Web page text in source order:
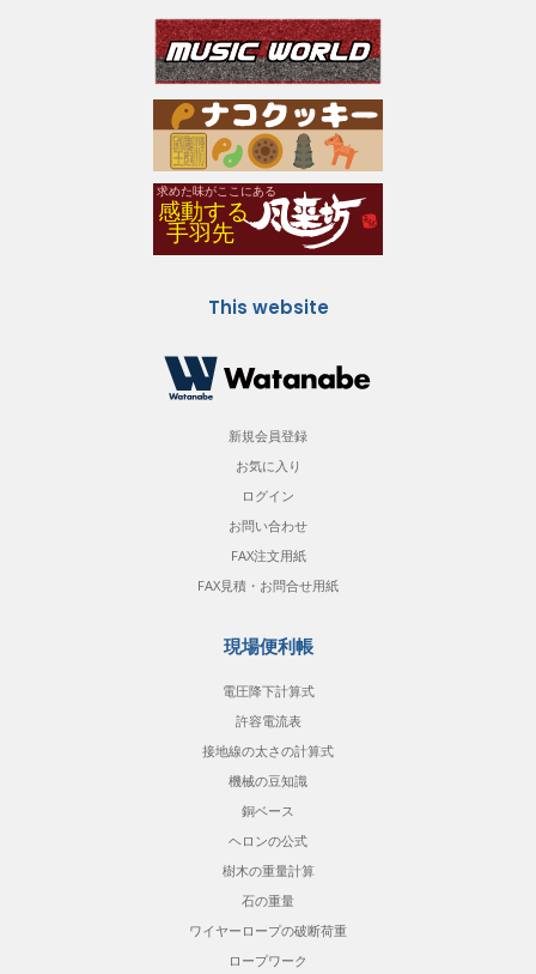
This website
新規会員登録
お気に入り
ログイン
お問い合わせ
FAX注文用紙
FAX見積・お問合せ用紙
現場便利帳
電圧降下計算式
許容電流表
接地線の太さの計算式
機械の豆知識
銅ベース
ヘロンの公式
樹木の重量計算
石の重量
ワイヤーロープの破断荷重
ロープワーク